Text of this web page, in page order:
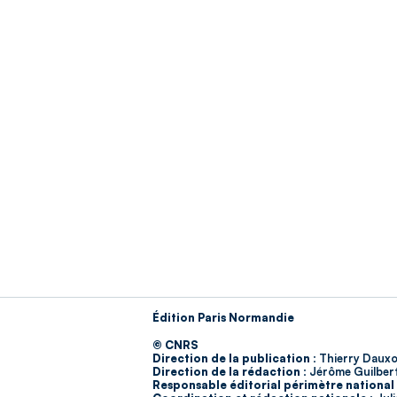
Édition Paris Normandie
© CNRS
Direction de la publication : Thierry
Direction de la rédaction : Jérôme
Responsable éditorial périmètre national